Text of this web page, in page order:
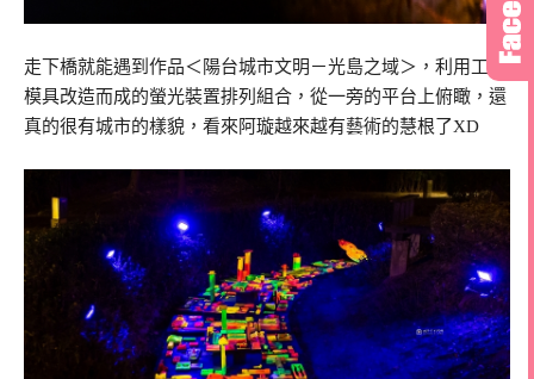
走下橋就能遇到作品＜陽台城市文明－光島之域＞，利用工廠
模具改造而成的螢光裝置排列組合，從一旁的平台上俯瞰，還
真的很有城市的樣貌，看來阿璇越來越有藝術的慧根了XD